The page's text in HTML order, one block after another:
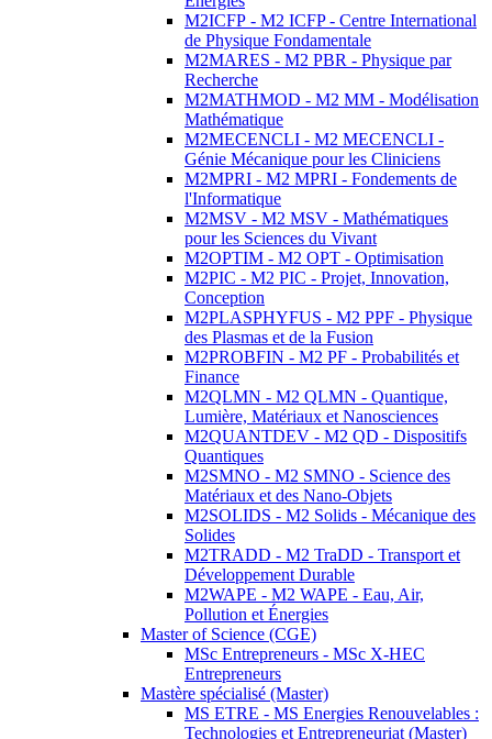
M2ICFP - M2 ICFP - Centre International
de Physique Fondamentale
M2MARES - M2 PBR - Physique par
Recherche
M2MATHMOD - M2 MM - Modélisation
Mathématique
M2MECENCLI - M2 MECENCLI -
Génie Mécanique pour les Cliniciens
M2MPRI - M2 MPRI - Fondements de
l'Informatique
M2MSV - M2 MSV - Mathématiques
pour les Sciences du Vivant
M2OPTIM - M2 OPT - Optimisation
M2PIC - M2 PIC - Projet, Innovation,
Conception
M2PLASPHYFUS - M2 PPF - Physique
des Plasmas et de la Fusion
M2PROBFIN - M2 PF - Probabilités et
Finance
M2QLMN - M2 QLMN - Quantique,
Lumière, Matériaux et Nanosciences
M2QUANTDEV - M2 QD - Dispositifs
Quantiques
M2SMNO - M2 SMNO - Science des
Matériaux et des Nano-Objets
M2SOLIDS - M2 Solids - Mécanique des
Solides
M2TRADD - M2 TraDD - Transport et
Développement Durable
M2WAPE - M2 WAPE - Eau, Air,
Pollution et Énergies
Master of Science (CGE)
MSc Entrepreneurs - MSc X-HEC
Entrepreneurs
Mastère spécialisé (Master)
MS ETRE - MS Energies Renouvelables :
Technologies et Entrepreneuriat (Master)